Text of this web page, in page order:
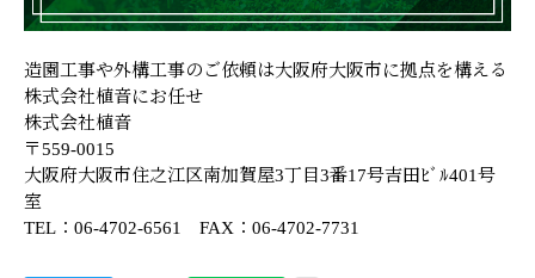
造園工事や外構工事のご依頼は大阪府大阪市に拠点を構える
株式会社植音にお任せ
株式会社植音
〒559-0015
大阪府大阪市住之江区南加賀屋3丁目3番17号吉田ﾋﾞﾙ401号
室
TEL：06-4702-6561 FAX：06-4702-7731